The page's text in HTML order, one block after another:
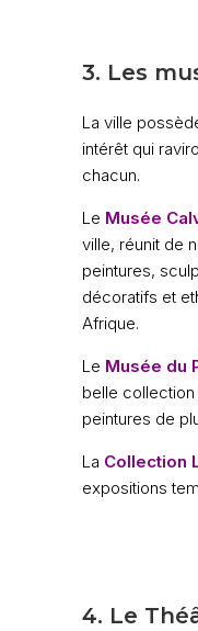
3. Les
La ville
intérêt qui
chacun.
Le Musée
ville, réunit de
peintures,
décoratifs et
Afrique.
Le Musée du
belle
peintures de
La Collection
expositions
4. Le